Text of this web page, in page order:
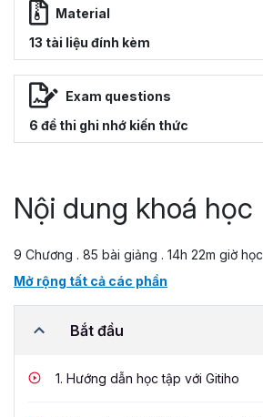
Material
13 tài liệu đính kèm
Exam questions
6 đề thi ghi nhớ kiến thức
Nội dung khoá học
9 Chương . 85 bài giảng . 14h 22m giờ học
Mở rộng tất cả các phần
Bắt đầu
1. Hướng dẫn học tập với Gitiho